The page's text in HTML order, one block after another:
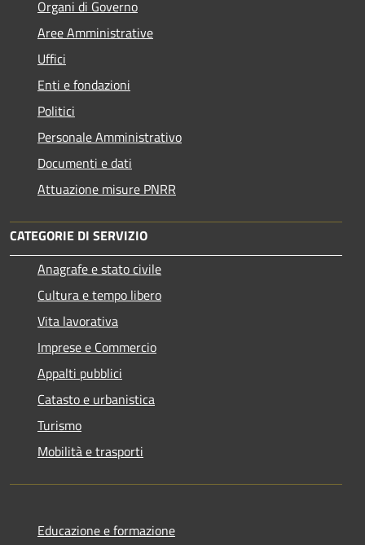
Organi di Governo
Aree Amministrative
Uffici
Enti e fondazioni
Politici
Personale Amministrativo
Documenti e dati
Attuazione misure PNRR
CATEGORIE DI SERVIZIO
Anagrafe e stato civile
Cultura e tempo libero
Vita lavorativa
Imprese e Commercio
Appalti pubblici
Catasto e urbanistica
Turismo
Mobilità e trasporti
Educazione e formazione